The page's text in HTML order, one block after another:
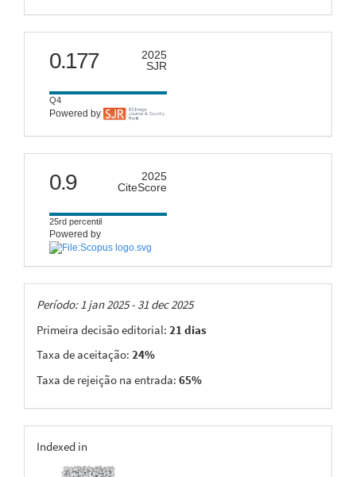
scimago
0.177
2025
SJR
Q4
Powered by
citescore
0.9
2025
CiteScore
25rd percentil
Powered by
Taxas
Período: 1 jan 2025 - 31 dec 2025
Primeira decisão editorial: 21 dias
Taxa de aceitação: 24%
Taxa de rejeição na entrada: 65%
indexing
Indexed in